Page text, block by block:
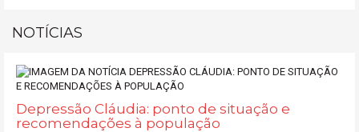
NOTÍCIAS
Depressão Cláudia: ponto de situação e
recomendações à população